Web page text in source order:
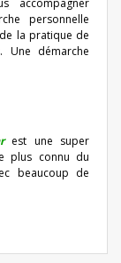
accompagner
personnelle
la pratique de
Une démarche
est une super
plus connu du
beaucoup de